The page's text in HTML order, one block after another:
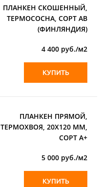
ПЛАНКЕН СКОШЕННЫЙ,
ТЕРМОСОСНА, СОРТ АВ
(ФИНЛЯНДИЯ)
4 400 руб./м2
КУПИТЬ
ПЛАНКЕН ПРЯМОЙ,
ТЕРМОХВОЯ, 20Х120 ММ,
СОРТ А+
5 000 руб./м2
КУПИТЬ